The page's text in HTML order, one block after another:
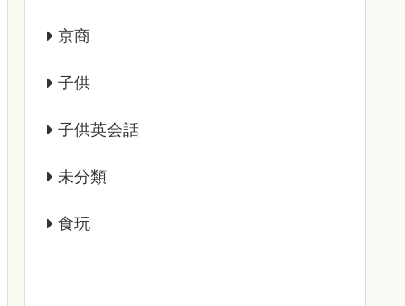
京商
子供
子供英会話
未分類
食玩